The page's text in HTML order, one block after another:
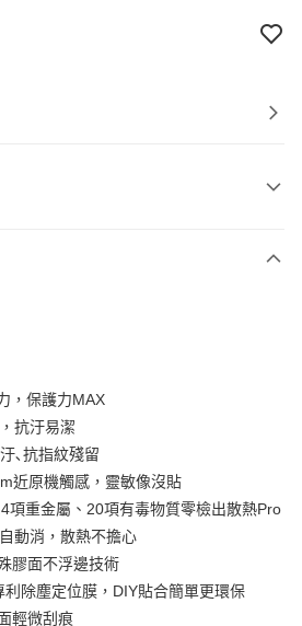
以上)免運費
以上)免運費
以上)免運費
，保護力MAX
抗汙易潔
､抗指紋殘留
近原機觸感，靈敏像沒貼
項重金屬、20項有毒物質零檢出散熱Pro
動消，散熱不擔心
膠面不浮邊技術
除塵定位膜，DIY貼合簡單更環保
輕微刮痕